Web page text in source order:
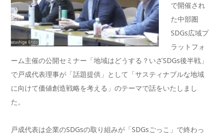
で開催され
た中部圏
SDGs広域プ
ラットフォ
ーム主催の公開セミナー「地域はどうする？いざSDGs後半戦」
で戸成代表理事が「話題提供」として「サスティナブルな地域
に向けて価値創造戦略を考える」のテーマで話をいたしまし
た。
戸成代表は企業のSDGsの取り組みが「SDGsごっこ」で終わっ